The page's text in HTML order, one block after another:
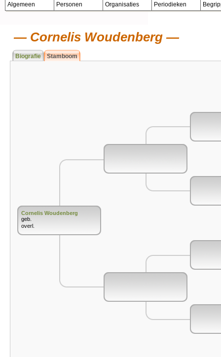
Algemeen Personen Organisaties Periodieken
Cornelis Woudenberg
Biografie Stamboom
Cornelis Woudenberg
geb.
overl.